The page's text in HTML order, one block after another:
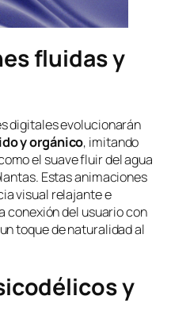
fluidas y
digitales evolucionarán
y orgánico, imitando
el suave fluir del agua
Estas animaciones
visual relajante e
conexión del usuario con
toque de naturalidad al
y